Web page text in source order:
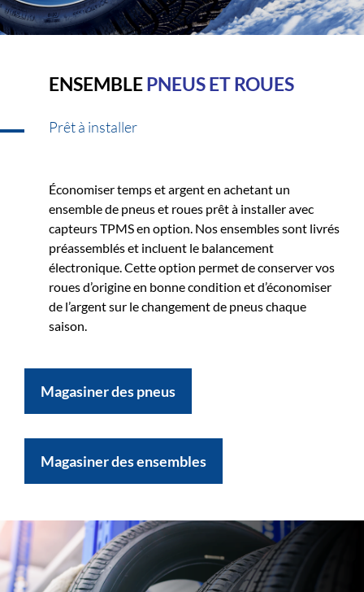
ENSEMBLEPNEUS ET ROUES
Prêt à installer
Économiser temps et argent en achetant un
ensemble de pneus et roues prêt à installer avec
capteurs TPMS en option. Nos ensembles sont livrés
préassemblés et incluent le balancement
électronique. Cette option permet de conserver vos
roues d’origine en bonne condition et d’économiser
de l’argent sur le changement de pneus chaque
saison.
Magasiner des pneus
Magasiner des ensembles